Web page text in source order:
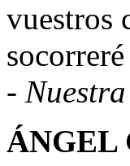
vuestros
socorreré
-
ÁNGEL